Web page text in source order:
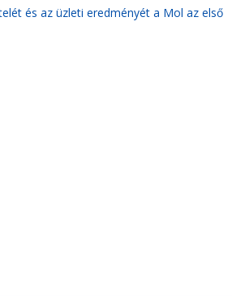
és az üzleti eredményét a Mol az első